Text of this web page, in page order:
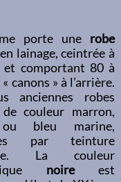
porte une robe
lainage, ceintrée à
comportant 80 à
canons » à l’arrière.
anciennes robes
couleur marron,
bleu marine,
par teinture
La couleur
noireest